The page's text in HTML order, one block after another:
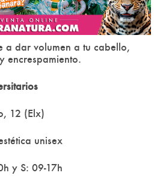
a dar volumen a tu cabello,
encrespamiento.
12 (Elx)
unisex
y S: 09-17h